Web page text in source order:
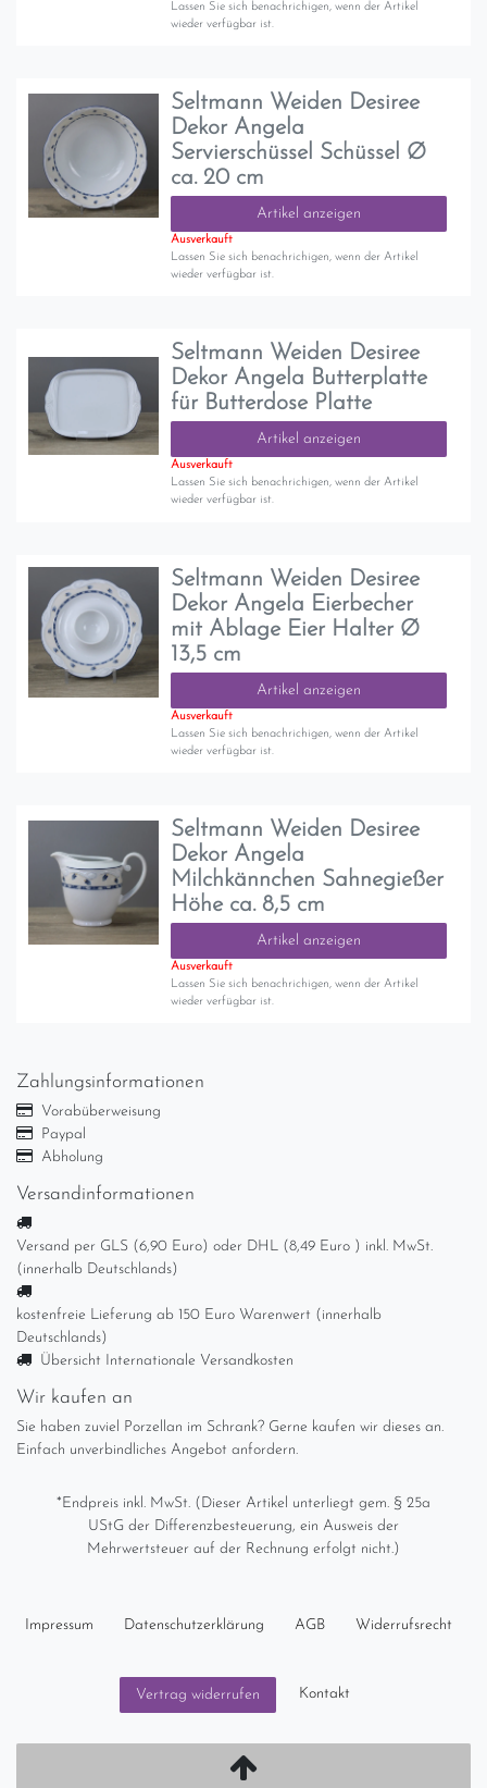
Lassen Sie sich benachrichigen, wenn der Artikel
wieder verfügbar ist.
Seltmann Weiden Desiree
Dekor Angela
Servierschüssel Schüssel Ø
ca. 20 cm
Artikel anzeigen
Ausverkauft
Lassen Sie sich benachrichigen, wenn der Artikel
wieder verfügbar ist.
Seltmann Weiden Desiree
Dekor Angela Butterplatte
für Butterdose Platte
Artikel anzeigen
Ausverkauft
Lassen Sie sich benachrichigen, wenn der Artikel
wieder verfügbar ist.
Seltmann Weiden Desiree
Dekor Angela Eierbecher
mit Ablage Eier Halter Ø
13,5 cm
Artikel anzeigen
Ausverkauft
Lassen Sie sich benachrichigen, wenn der Artikel
wieder verfügbar ist.
Seltmann Weiden Desiree
Dekor Angela
Milchkännchen Sahnegießer
Höhe ca. 8,5 cm
Artikel anzeigen
Ausverkauft
Lassen Sie sich benachrichigen, wenn der Artikel
wieder verfügbar ist.
Zahlungsinformationen
Vorabüberweisung
Paypal
Abholung
Versandinformationen
Versand per GLS (6,90 Euro) oder DHL (8,49 Euro ) inkl. MwSt.
(innerhalb Deutschlands)
kostenfreie Lieferung ab 150 Euro Warenwert (innerhalb
Deutschlands)
Übersicht Internationale Versandkosten
Wir kaufen an
Sie haben zuviel Porzellan im Schrank? Gerne kaufen wir dieses an.
Einfach unverbindliches Angebot anfordern.
*Endpreis inkl. MwSt. (Dieser Artikel unterliegt gem. § 25a
UStG der Differenzbesteuerung, ein Ausweis der
Mehrwertsteuer auf der Rechnung erfolgt nicht.)
Impressum Daten­schutz­erklärung AGB Widerrufs­recht
Vertrag widerrufen Kontakt